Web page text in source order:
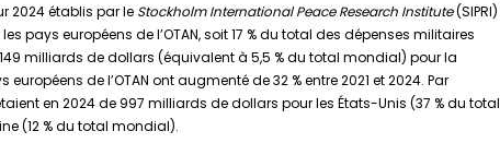
2024 établis par le Stockholm International Peace Research Institute(SIPRI)
pays européens de l’OTAN, soit 17 % du total des dépenses militaires
milliards de dollars (équivalent à 5,5 % du total mondial) pour la
de l’OTAN ont augmenté de 32 % entre 2021 et 2024. Par
en 2024 de 997 milliards de dollars pour les États-Unis (37 % du total
(12 % du total mondial).